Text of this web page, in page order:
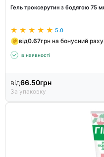
Гель троксерутин з бодягою 75
5.0
від0.67грн на бонусний
в наявності
від66.50грн
За упаковку